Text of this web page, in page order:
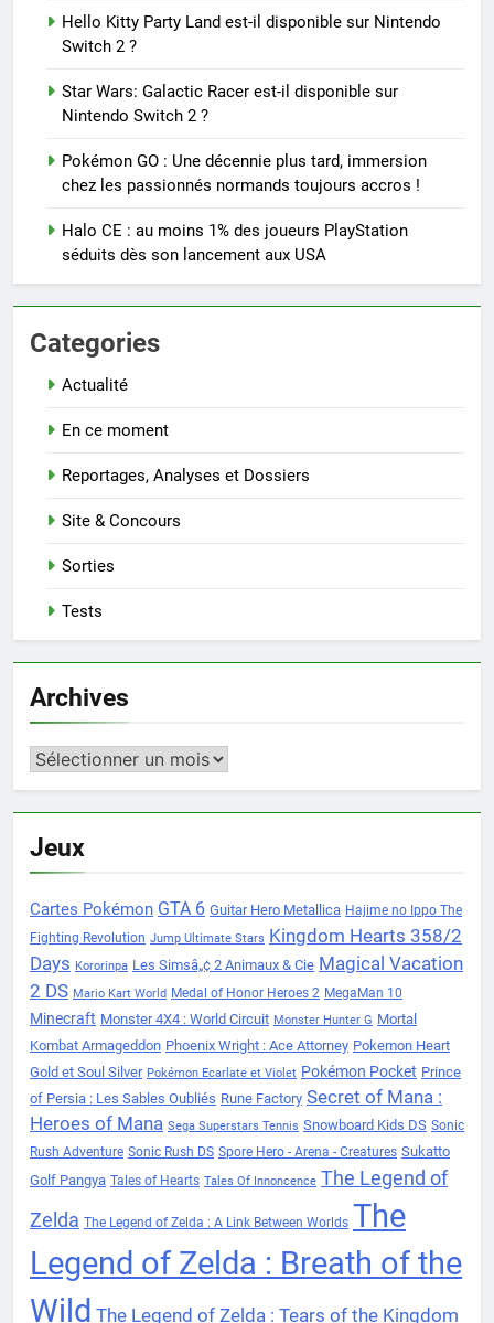
Hello Kitty Party Land est-il disponible sur Nintendo
Switch 2 ?
Star Wars: Galactic Racer est-il disponible sur
Nintendo Switch 2 ?
Pokémon GO : Une décennie plus tard, immersion
chez les passionnés normands toujours accros !
Halo CE : au moins 1% des joueurs PlayStation
séduits dès son lancement aux USA
Categories
Actualité
En ce moment
Reportages, Analyses et Dossiers
Site & Concours
Sorties
Tests
Archives
Archives
Jeux
Cartes Pokémon GTA 6 Guitar Hero Metallica Hajime no Ippo The
Fighting Revolution Jump Ultimate Stars Kingdom Hearts 358/2
Days Kororinpa Les Simsâ„¢ 2 Animaux & Cie Magical Vacation
2 DS Mario Kart World Medal of Honor Heroes 2 MegaMan 10
Minecraft Monster 4X4 : World Circuit Monster Hunter G Mortal
Kombat Armageddon Phoenix Wright : Ace Attorney Pokemon Heart
Gold et Soul Silver Pokémon Ecarlate et Violet Pokémon Pocket Prince
of Persia : Les Sables Oubliés Rune Factory Secret of Mana :
Heroes of Mana Sega Superstars Tennis Snowboard Kids DS Sonic
Rush Adventure Sonic Rush DS Spore Hero - Arena - Creatures Sukatto
Golf Pangya Tales of Hearts Tales Of Innoncence The Legend of
Zelda The Legend of Zelda : A Link Between Worlds The
Legend of Zelda : Breath of the
Wild The Legend of Zelda : Tears of the Kingdom